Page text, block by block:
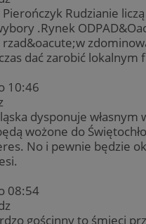
Rudzianie
.Rynek
dać zarobić lokalnym
10:46
dysponuje własnym
wożone do
No i pewnie będzie
08:54
gościnny to śmieci